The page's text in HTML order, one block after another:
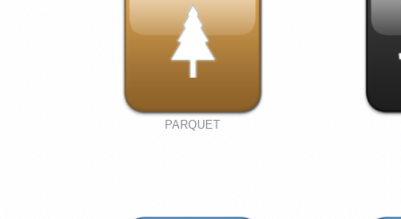
PARQUET